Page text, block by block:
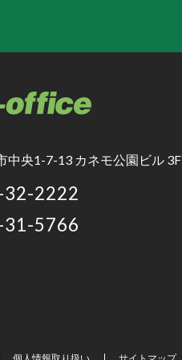
中央1-7-13 カネモ公園ビル 3F
2222
5766